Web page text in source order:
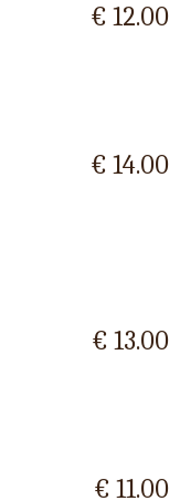
€ 12.00
€ 14.00
€ 13.00
€ 11.00